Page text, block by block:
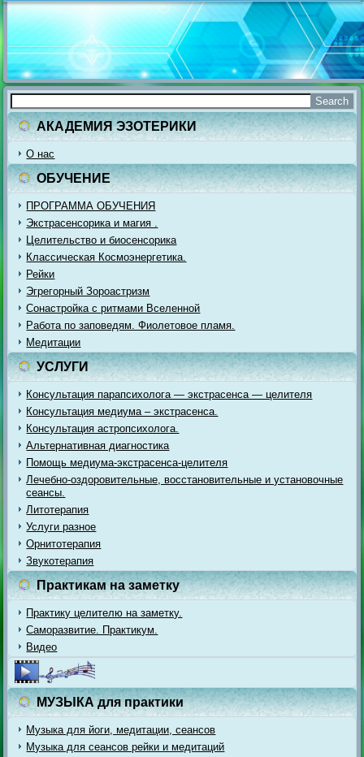
АКАДЕМИЯ ЭЗОТЕРИКИ
О нас
ОБУЧЕНИЕ
ПРОГРАММА ОБУЧЕНИЯ
Экстрасенсорика и магия .
Целительство и биосенсорика
Классическая Космоэнергетика.
Рейки
Эгрегорный Зороастризм
Сонастройка с ритмами Вселенной
Работа по заповедям. Фиолетовое пламя.
Медитации
УСЛУГИ
Консультация парапсихолога — экстрасенса — целителя
Консультация медиума – экстрасенса.
Консультация астропсихолога.
Альтернативная диагностика
Помощь медиума-экстрасенса-целителя
Лечебно-оздоровительные, восстановительные и установочные
сеансы.
Литотерапия
Услуги разное
Орнитотерапия
Звукотерапия
Практикам на заметку
Практику целителю на заметку.
Саморазвитие. Практикум.
Видео
МУЗЫКА для практики
Музыка для йоги, медитации, сеансов
Музыка для сеансов рейки и медитаций